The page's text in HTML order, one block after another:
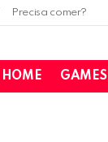
Precisa comer?
HOME GAMES